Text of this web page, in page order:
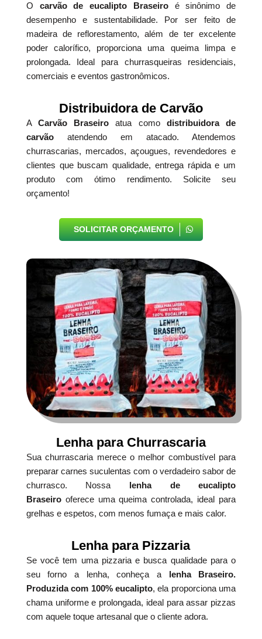
O carvão de eucalipto Braseiroé sinônimo de
desempenho e sustentabilidade. Por ser feito de
madeira de reflorestamento, além de ter excelente
poder calorífico, proporciona uma queima limpa e
prolongada. Ideal para churrasqueiras residenciais,
comerciais e eventos gastronômicos.
Distribuidora de Carvão
ACarvão Braseiro atua como distribuidora de
carvãoatendendo em atacado. Atendemos
churrascarias, mercados, açougues, revendedores e
clientes que buscam qualidade, entrega rápida e um
produto com ótimo rendimento. Solicite seu
orçamento!
SOLICITAR ORÇAMENTO
Lenha para Churrascaria
Sua churrascaria merece o melhor combustível para
preparar carnes suculentas com o verdadeiro sabor de
churrasco. Nossa lenha de eucalipto
Braseirooferece uma queima controlada, ideal para
grelhas e espetos, com menos fumaça e mais calor.
Lenha para Pizzaria
Se você tem uma pizzaria e busca qualidade para o
seu forno a lenha, conheça a lenha Braseiro.
Produzida com 100% eucalipto, ela proporciona uma
chama uniforme e prolongada, ideal para assar pizzas
com aquele toque artesanal que o cliente adora.